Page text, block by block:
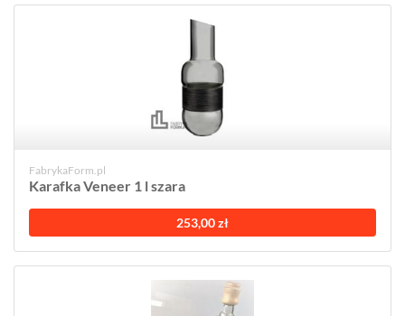
FabrykaForm.pl
Karafka Veneer 1 l szara
253,00 zł